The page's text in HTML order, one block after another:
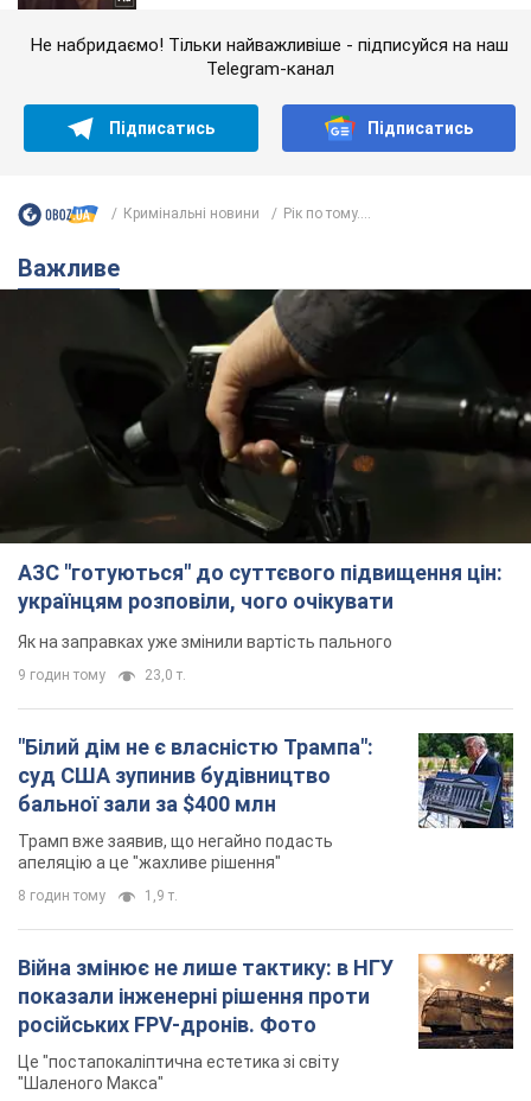
Не набридаємо! Тільки найважливіше - підписуйся на наш
Telegram-канал
Підписатись Підписатись
Кримінальні новини Рік по тому....
Важливе
АЗС "готуються" до суттєвого підвищення цін:
українцям розповіли, чого очікувати
Як на заправках уже змінили вартість пального
9 годин тому 23,0 т.
"Білий дім не є власністю Трампа":
суд США зупинив будівництво
бальної зали за $400 млн
Трамп вже заявив, що негайно подасть
апеляцію а це "жахливе рішення"
8 годин тому 1,9 т.
Війна змінює не лише тактику: в НГУ
показали інженерні рішення проти
російських FPV-дронів. Фото
Це "постапокаліптична естетика зі світу
"Шаленого Макса"